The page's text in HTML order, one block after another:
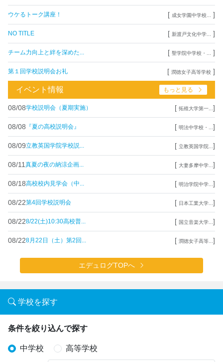
ウケるトーク講座！ [ 成女学園中学校... ]
NO TITLE [ 新渡戸文化中学... ]
チーム力向上と絆を深めた... [ 聖学院中学校・... ]
第１回学校説明会お礼 [ 潤徳女子高等学校 ]
イベント情報 もっと見る
08/08学校説明会（夏期実施） [ 拓殖大学第一... ]
08/08 『夏の高校説明会』 [ 明法中学校・... ]
08/09立教英国学院学校説... [ 立教英国学院... ]
08/11 真夏の夜の納涼企画... [ 大妻多摩中学... ]
08/18高校校内見学会（中... [ 明治学院中学... ]
08/22第4回学校説明会 [ 日本工業大学... ]
08/228/22(土)10:30高校普... [ 国立音楽大学... ]
08/228月22日（土）第2回... [ 潤徳女子高等... ]
エデュログTOPへ
学校を探す
条件を絞り込んで探す
中学校 高等学校